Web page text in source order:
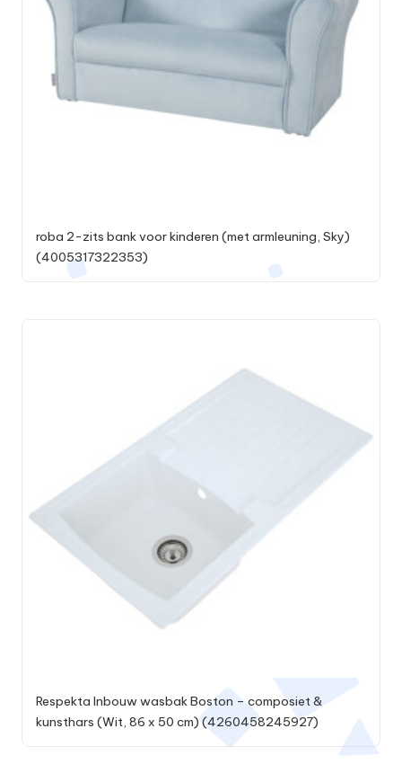
roba 2-zits bank voor kinderen (met armleuning, Sky)
(4005317322353)
Respekta Inbouw wasbak Boston – composiet &
kunsthars (Wit, 86 x 50 cm) (4260458245927)